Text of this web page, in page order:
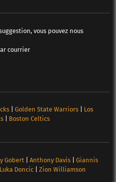
vous pouvez nous
courrier
| Golden State Warriors| Los
| Boston Celtics
Gobert Anthony Davis| Giannis
Luka Doncic| Zion Williamson